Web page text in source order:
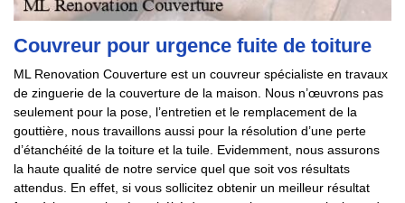
Couvreur pour urgence fuite de toiture
ML Renovation Couverture est un couvreur spécialiste en travaux
de zinguerie de la couverture de la maison. Nous n’œuvrons pas
seulement pour la pose, l’entretien et le remplacement de la
gouttière, nous travaillons aussi pour la résolution d’une perte
d’étanchéité de la toiture et la tuile. Evidemment, nous assurons
la haute qualité de notre service quel que soit vos résultats
attendus. En effet, si vous sollicitez obtenir un meilleur résultat